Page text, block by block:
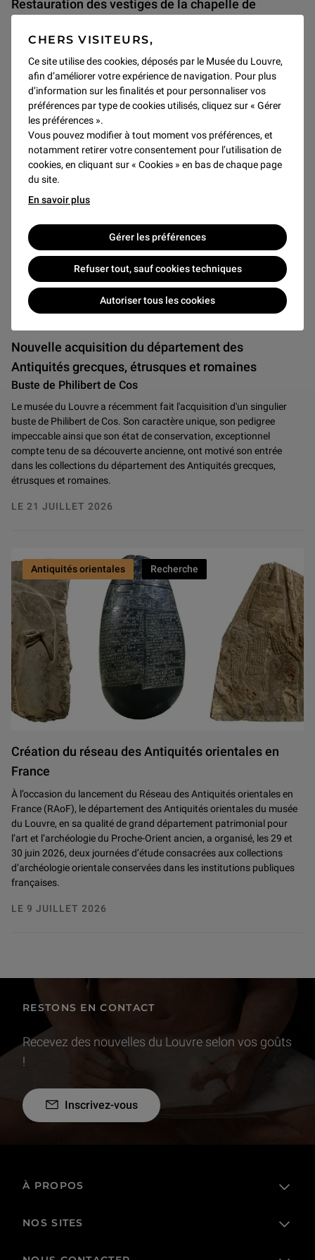
CHERS VISITEURS,
Ce site utilise des cookies, déposés par le Musée du Louvre,
afin d’améliorer votre expérience de navigation. Pour plus
d’information sur les finalités et pour personnaliser vos
préférences par type de cookies utilisés, cliquez sur « Gérer
les préférences ».
Vous pouvez modifier à tout moment vos préférences, et
notamment retirer votre consentement pour l’utilisation de
cookies, en cliquant sur « Cookies » en bas de chaque page
du site.
En savoir plus
Gérer les préférences
Refuser tout, sauf cookies techniques
Autoriser tous les cookies
Restauration des vestiges de la chapelle de
Les éléments provenant de la chapelle édifiée pour Philippe de
Commynes au couvent des Grands Augustins ont fait l'objet d'une
étude et de d'une restauration. Ils sont présentés salle 211.
LE 5 AOÛT 2026
Nouvelle acquisition du département des
Antiquités grecques, étrusques et romaines
Buste de Philibert de Cos
Le musée du Louvre a récemment fait l'acquisition d'un singulier
buste de Philibert de Cos. Son caractère unique, son pedigree
impeccable ainsi que son état de conservation, exceptionnel
compte tenu de sa découverte ancienne, ont motivé son entrée
dans les collections du département des Antiquités grecques,
étrusques et romaines.
LE 21 JUILLET 2026
Antiquités grecques étrusques et romaines
Kudurru
Fragment de relief : le roi Assurbanipal. Irak actuel, Ninive, palais
Création du réseau des Antiquités orientales en
France
À l’occasion du lancement du Réseau des Antiquités orientales en
France (RAoF), le département des Antiquités orientales du musée
du Louvre, en sa qualité de grand département patrimonial pour
l’art et l’archéologie du Proche-Orient ancien, a organisé, les 29 et
30 juin 2026, deux journées d’étude consacrées aux collections
d’archéologie orientale conservées dans les institutions publiques
françaises.
LE 9 JUILLET 2026
Antiquités orientales Recherche
RESTONS EN CONTACT
Recevez des nouvelles du Louvre selon vos goûts
!
Inscrivez-vous
À PROPOS
L'établissement public
NOS SITES